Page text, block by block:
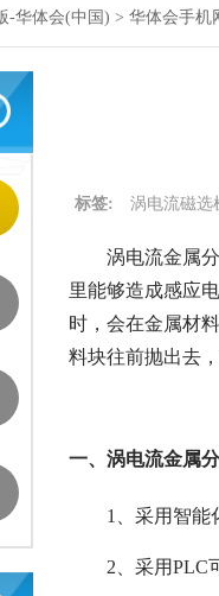
-华体会(中国) > 华体会手机
标签: 涡电流磁选
涡电流金属
里能够造成感应
时，会在金属材
料块往前抛出去
一、涡电流金属
1、采用智能
2、采用PLC